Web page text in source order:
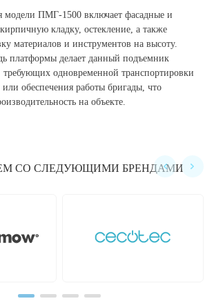
модели ПМГ-1500 включает фасадные и
кладку, остекление, а также
материалов и инструментов на высоту.
платформы делает данный подъемник
требующих одновременной транспортировки
обеспечения работы бригады, что
на объекте.
СО СЛЕДУЮЩИМИ БРЕНДАМИ